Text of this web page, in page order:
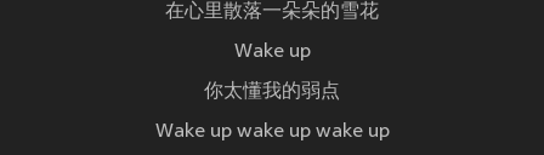
在心里散落一朵朵的雪花
Wake up
你太懂我的弱点
Wake up wake up wake up